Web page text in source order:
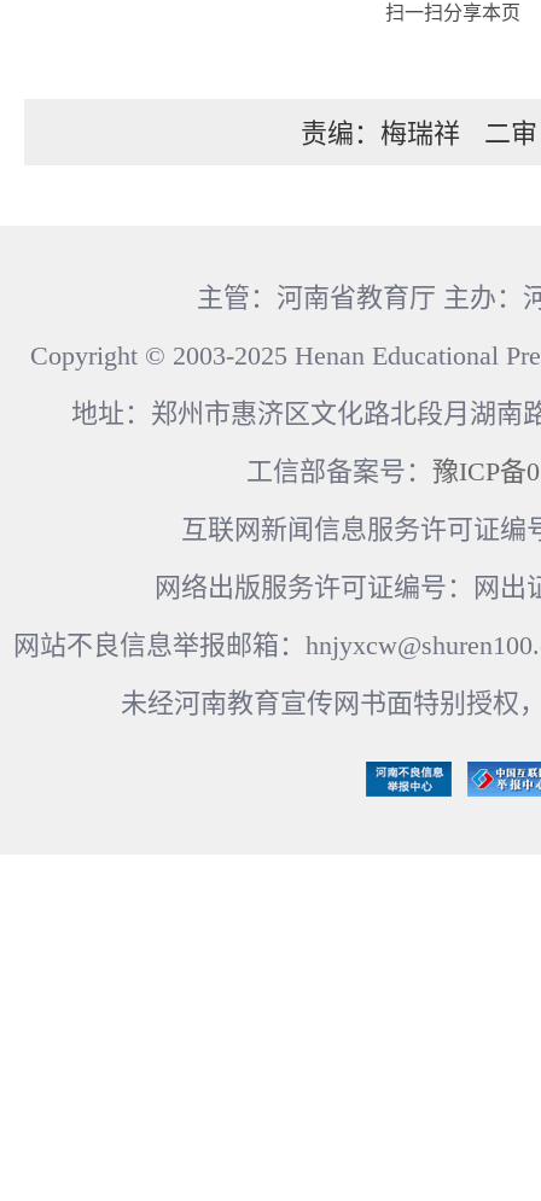
扫一扫分享本页
责编：梅瑞祥 二
主管：河南省教育厅 主办：
Copyright © 2003-2025 Henan Educational
地址：郑州市惠济区文化路北段月湖南
工信部备案号： 豫ICP备
互联网新闻信息服务许可证编
网络出版服务许可证编号：网出
网站不良信息举报邮箱：
未经河南教育宣传网书面特别授权